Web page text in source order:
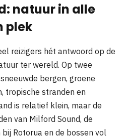
natuur in alle
plek
reizigers hét antwoord op de
ter wereld. Op twee
bergen, groene
tropische stranden en
is relatief klein, maar de
van Milford Sound, de
Rotorua en de bossen vol